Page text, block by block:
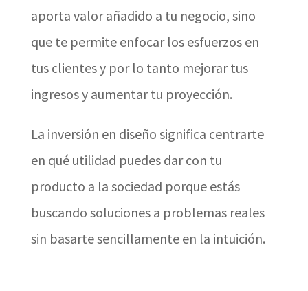
aporta valor añadido a tu negocio, sino
que te permite enfocar los esfuerzos en
tus clientes y por lo tanto mejorar tus
ingresos y aumentar tu proyección.
La inversión en diseño significa centrarte
en qué utilidad puedes dar con tu
producto a la sociedad porque estás
buscando soluciones a problemas reales
sin basarte sencillamente en la intuición.